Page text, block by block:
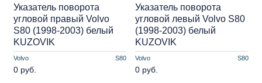
Volvo S80
Указатель поворота
угловой правый Volvo
S80 (1998-2003) белый
KUZOVIK
0 руб.
Volvo S80
Указатель поворота
угловой левый Volvo S80
(1998-2003) белый
KUZOVIK
0 руб.